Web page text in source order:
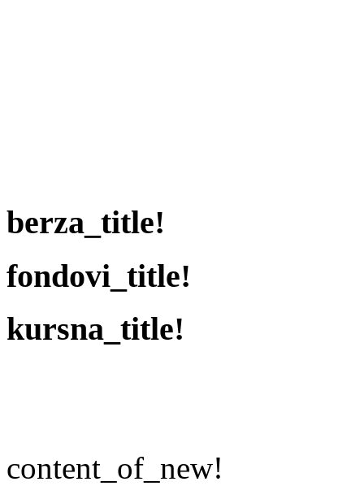
berza_title!
fondovi_title!
kursna_title!
content_of_new!